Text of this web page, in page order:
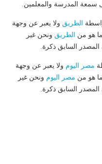
سمعة المدرسة والمعلمين.
الطريق ولا يعبر عن وجهة
هو من الطريق ونحن غير
السابق ذكرة.
مصر اليوم ولا يعبر عن وجهة
هو من مصر اليوم ونحن غير
السابق ذكرة.